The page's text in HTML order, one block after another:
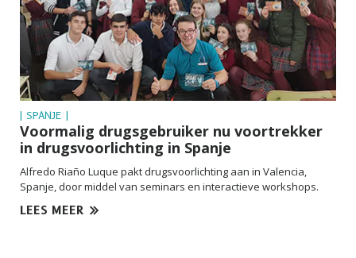
| SPANJE |
Voormalig drugsgebruiker nu voortrekker
in drugsvoorlichting in Spanje
Alfredo Riaño Luque pakt drugsvoorlichting aan in Valencia,
Spanje, door middel van seminars en interactieve workshops.
LEES MEER